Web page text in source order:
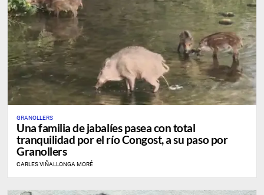
GRANOLLERS
Una familia de jabalíes pasea con total
tranquilidad por el río Congost, a su paso por
Granollers
CARLES VIÑALLONGA MORÉ